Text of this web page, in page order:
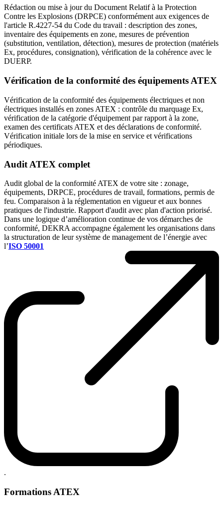
Rédaction ou mise à jour du Document Relatif à la Protection
Contre les Explosions (DRPCE) conformément aux exigences de
l'article R.4227-54 du Code du travail : description des zones,
inventaire des équipements en zone, mesures de prévention
(substitution, ventilation, détection), mesures de protection (matériels
Ex, procédures, consignation), vérification de la cohérence avec le
DUERP.
Vérification de la conformité des équipements ATEX
Vérification de la conformité des équipements électriques et non
électriques installés en zones ATEX : contrôle du marquage Ex,
vérification de la catégorie d'équipement par rapport à la zone,
examen des certificats ATEX et des déclarations de conformité.
Vérification initiale lors de la mise en service et vérifications
périodiques.
Audit ATEX complet
Audit global de la conformité ATEX de votre site : zonage,
équipements, DRPCE, procédures de travail, formations, permis de
feu. Comparaison à la réglementation en vigueur et aux bonnes
pratiques de l'industrie. Rapport d'audit avec plan d'action priorisé.
Dans une logique d’amélioration continue de vos démarches de
conformité, DEKRA accompagne également les organisations dans
la structuration de leur système de management de l’énergie avec
l’ISO 50001
.
Formations ATEX